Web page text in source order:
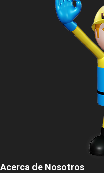
Acerca de Nosotros